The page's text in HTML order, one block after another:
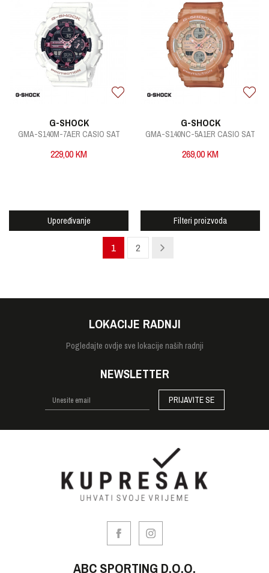
G-SHOCK
GMA-S140M-7AER CASIO SAT
229,00KM
G-SHOCK
GMA-S140NC-5A1ER CASIO SAT
269,00KM
Upoređivanje Filteri proizvoda
1 2
LOKACIJE RADNJI
Pogledajte ovdje sve lokacije naših radnji
NEWSLETTER
PRIJAVITE SE
ABC SPORTING D.O.O.